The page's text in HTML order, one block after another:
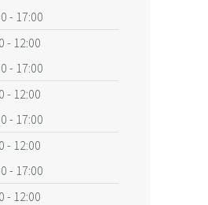
- 17:00
- 12:00
- 17:00
- 12:00
- 17:00
- 12:00
- 17:00
- 12:00